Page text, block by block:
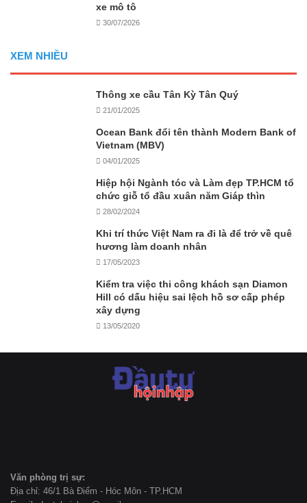
xe mô tô
30/07/2026
XEM NHIỀU
Thông xe cầu Tân Kỳ Tân Quý
21/01/2025
Ocean Bank đổi tên thành Modern Bank of
Vietnam (MBV)
04/01/2025
Hiệp hội Ngành tóc và Làm đẹp TP.HCM tổ
chức giỗ tổ đầu xuân năm Giáp thìn
28/02/2024
Khi trí thức Việt Nam ra đi là để trở về quê
hương làm doanh nhân
17/05/2023
Kiểm tra việc thi công khách sạn Diamon
Hill có dấu hiệu sai lệch hồ sơ cấp phép
xây dựng
13/05/2020
Văn phòng trị sự:
Địa chỉ: 46/1 Bà Điểm - Hóc Môn - TP.HCM